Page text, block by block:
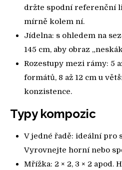
držte spodní referenční
mírně kolem ní.
Jídelna: s ohledem na
145 cm, aby obraz
Rozestupy mezi rámy: 5
formátů, 8 až 12 cm u
konzistence.
Typy kompozic
V jedné řadě: ideální pro
Vyrovnejte horní nebo
Mřížka: 2 × 2, 3 × 2 apod.